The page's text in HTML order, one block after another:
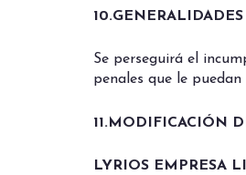
10.GENERALIDADES
Se perseguirá el
penales que le puedan
11.MODIFICACIÓN
LYRIOS EMPRESA